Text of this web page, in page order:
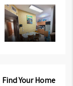
Find Your Home